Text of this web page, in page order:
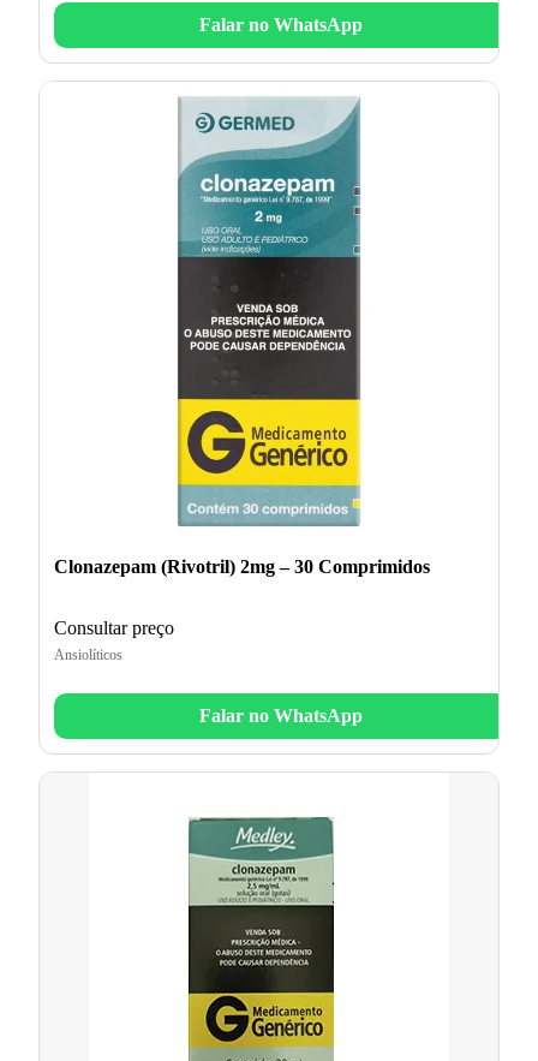
Falar no WhatsApp
Clonazepam (Rivotril) 2mg – 30 Comprimidos
Consultar preço
Ansiolíticos
Falar no WhatsApp